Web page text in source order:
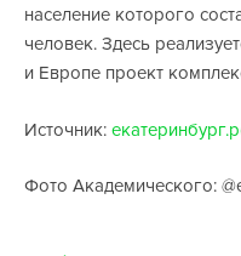
население которого
человек. Здесь
и Европе проект
Источник:
Фото Академического: